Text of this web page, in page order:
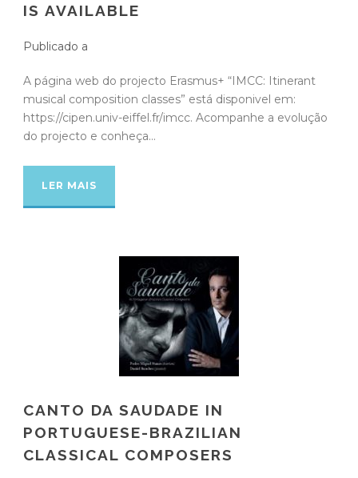
IS AVAILABLE
Publicado a
A página web do projecto Erasmus+ “IMCC: Itinerant
musical composition classes” está disponivel em:
https://cipen.univ-eiffel.fr/imcc. Acompanhe a evolução
do projecto e conheça...
LER MAIS
CANTO DA SAUDADE IN
PORTUGUESE-BRAZILIAN
CLASSICAL COMPOSERS